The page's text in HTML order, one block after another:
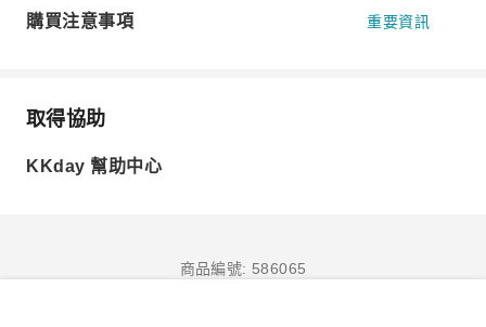
購買注意事項 重要資訊
取得協助
KKday 幫助中心
商品編號: 586065